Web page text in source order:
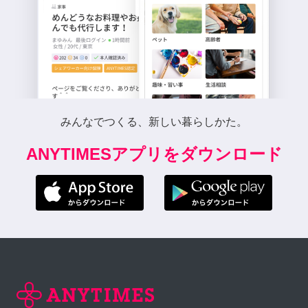
みんなでつくる、新しい暮らしかた。
ANYTIMESアプリをダウンロード